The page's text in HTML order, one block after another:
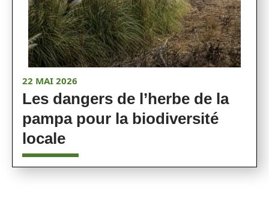
22 MAI 2026
Les dangers de l’herbe de la
pampa pour la biodiversité
locale